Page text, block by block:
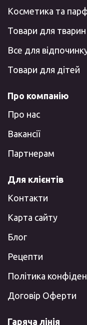
Косметика та
Товари для тварин
Все для
Товари для дітей
Про компанію
Про нас
Вакансії
Партнерам
Для клієнтів
Контакти
Карта сайту
Блог
Рецепти
Політика
Договір Оферти
Гаряча лінія